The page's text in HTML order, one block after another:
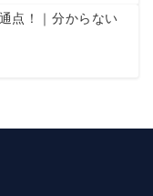
点！｜分からない